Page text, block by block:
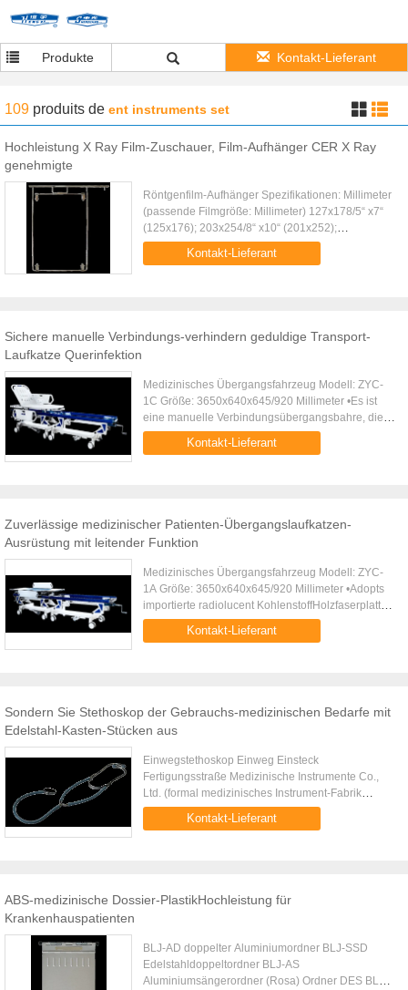
Produkte Kontakt-Lieferant
109 produits de ent instruments set
Hochleistung X Ray Film-Zuschauer, Film-Aufhänger CER X Ray
genehmigte
Röntgenfilm-Aufhänger Spezifikationen: Millimeter
(passende Filmgröße: Millimeter) 127x178/5“ x7“
(125x176); 203x254/8“ x10“ (201x252);
254x305/10“ X12“ (252x303); 280x356/11“ x14“
(177x354); 305x381/12“ x15“ ...
Kontakt-Lieferant
Sichere manuelle Verbindungs-verhindern geduldige Transport-
Laufkatze Querinfektion
Medizinisches Übergangsfahrzeug Modell: ZYC-
1C Größe: 3650x640x645/920 Millimeter •Es ist
eine manuelle Verbindungsübergangsbahre, die
Querinfektion verhindern kann. •Fallanalyse: „A“ ist
im Operationsraum, „B“ ...
Kontakt-Lieferant
Zuverlässige medizinischer Patienten-Übergangslaufkatzen-
Ausrüstung mit leitender Funktion
Medizinisches Übergangsfahrzeug Modell: ZYC-
1A Größe: 3650x640x645/920 Millimeter •Adopts
importierte radiolucent KohlenstoffHolzfaserplatte
und qualifizierte Aluminium mit guter Stärke und
Auftritt. •Mit ...
Kontakt-Lieferant
Sondern Sie Stethoskop der Gebrauchs-medizinischen Bedarfe mit
Edelstahl-Kasten-Stücken aus
Einwegstethoskop Einweg Einsteck
Fertigungsstraße Medizinische Instrumente Co.,
Ltd. (formal medizinisches Instrument-Fabrik
Shanghais Yuejin Shanghais Yuejin) wurden im
Jahre 1974 gegründet und jetzt sitzen in ...
Kontakt-Lieferant
ABS-medizinische Dossier-PlastikHochleistung für
Krankenhauspatienten
BLJ-AD doppelter Aluminiumordner BLJ-SSD
Edelstahldoppeltordner BLJ-AS
Aluminiumsängerordner (Rosa) Ordner DES BLJ-